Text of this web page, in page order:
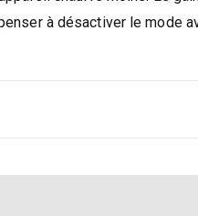
à désactiver le mode